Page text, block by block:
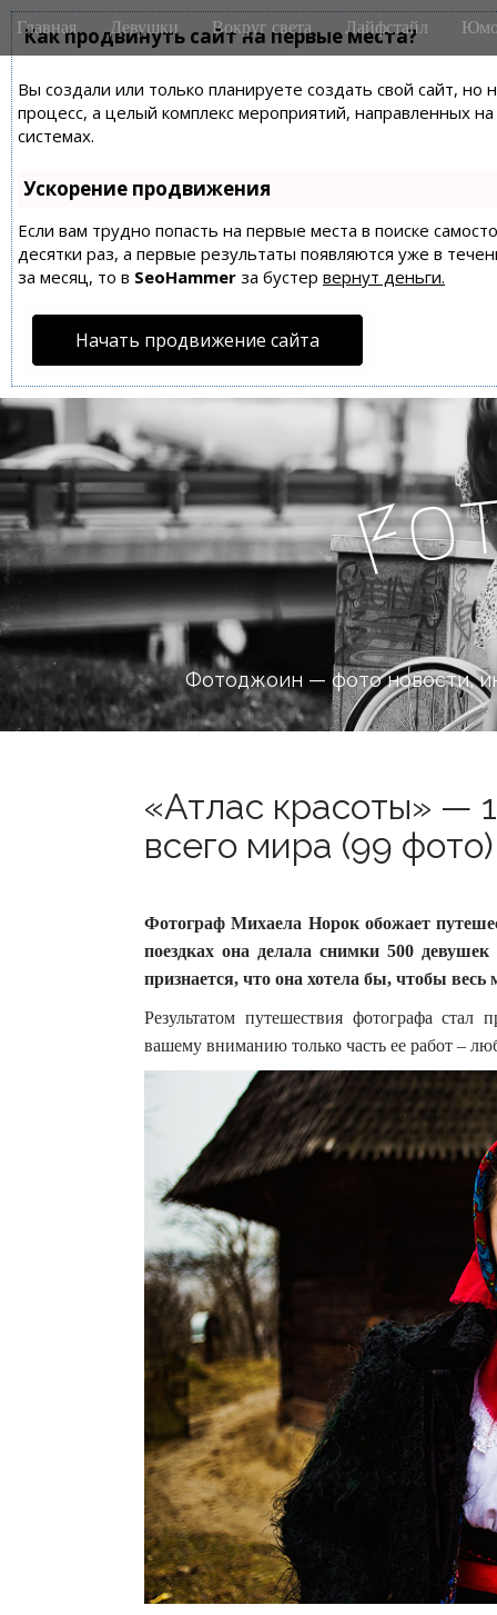
Как продвинуть сайт на первые места?
Вы создали или только планируете создать свой сайт,
процесс, а целый комплекс мероприятий, направленных
системах.
Ускорение продвижения
Если вам трудно попасть на первые места в поиске
десятки раз, а первые результаты появляются уже в
за месяц, то в SeoHammer за бустер вернут деньги.
Начать продвижение сайта
M
a
n
m
e
n
u
i
Главная Девушки Вокруг света Лайфстайл
Fo
Фотоджоин — фото новости,
«Атлас красоты» —
всего мира (99 фото)
Фотограф Михаела Норок обожает
поездках она делала снимки 500
признается, что она хотела бы, чтобы
Результатом путешествия фотографа
вашему вниманию только часть ее работ –